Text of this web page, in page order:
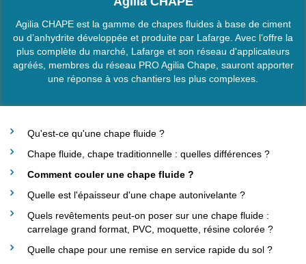
Civilité*
Nom*
Téléphone*
Agilia CHAPE est la gamme de chapes fluides à base de ciment
ou d’anhydrite développée et produite par Lafarge. Avec l’offre la
plus complète du marché, Lafarge et son réseau d'applicateurs
agréés, membres du réseau PRO Agilia Chape, sauront apporter
une réponse à vos chantiers les plus complexes.
Qu'est-ce qu'une chape fluide ?
Chape fluide, chape traditionnelle : quelles différences ?
Comment couler une chape fluide ?
Quelle est l'épaisseur d'une chape autonivelante ?
Quels revêtements peut-on poser sur une chape fluide :
carrelage grand format, PVC, moquette, résine colorée ?
Quelle chape pour une remise en service rapide du sol ?